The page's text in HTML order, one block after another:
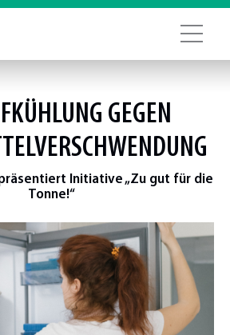
GEGEN
Initiative „Zu gut für die
Tonne!“